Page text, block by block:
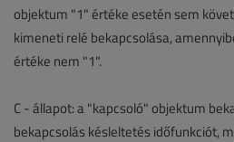
objektum "1" értéke esetén sem
kimeneti relé bekapcsolása,
értéke nem "1".
C - állapot: a "kapcsoló" objektum
bekapcsolás késleltetés időfunkciót,